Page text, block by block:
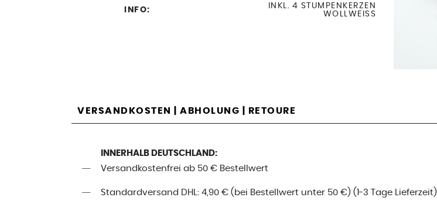
INFO:
INKL. 4 STUMPENKERZEN
WOLLWEISS
VERSANDKOSTEN | ABHOLUNG | RETOURE
INNERHALB DEUTSCHLAND:
Versandkostenfrei ab 50 € Bestellwert
Standardversand DHL: 4,90 € (bei Bestellwert unter 50 €) (1-3 Tage Lieferzeit)